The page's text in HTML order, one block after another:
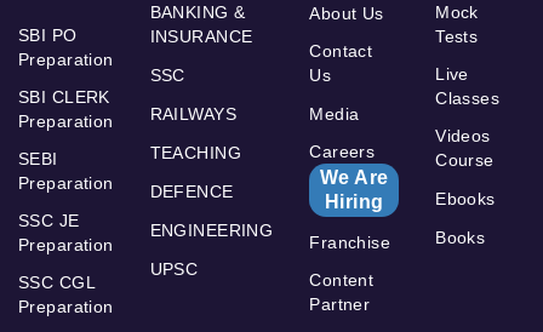
SBI PO
Preparation
SBI CLERK
Preparation
SEBI
Preparation
SSC JE
Preparation
SSC CGL
Preparation
BANKING &
INSURANCE
SSC
RAILWAYS
TEACHING
DEFENCE
ENGINEERING
UPSC
About Us
Contact
Us
Media
Careers
We Are
Hiring
Franchise
Content
Partner
Mock
Tests
Live
Classes
Videos
Course
Ebooks
Books